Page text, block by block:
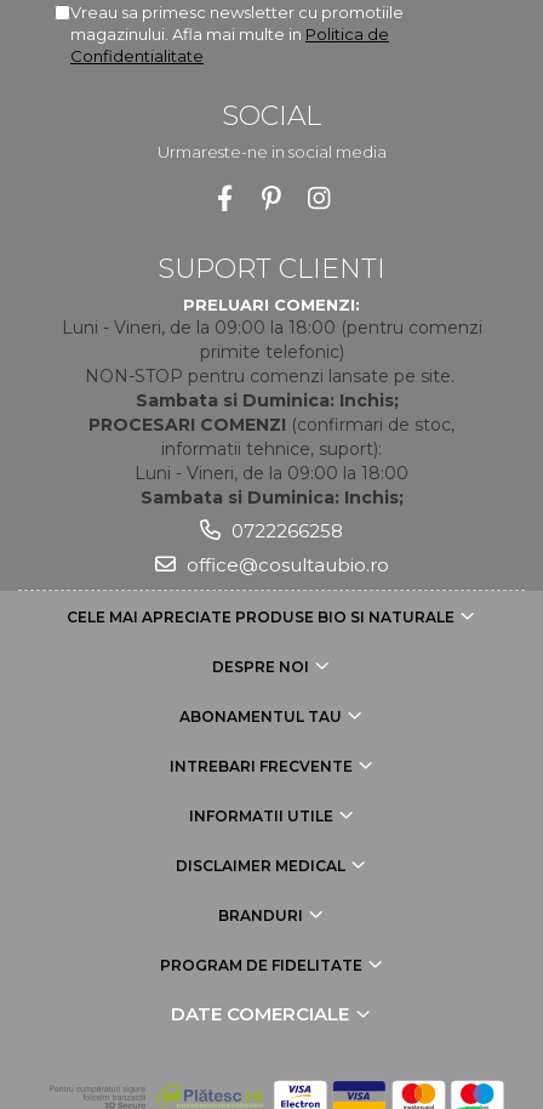
Vreau sa primesc newsletter cu promotiile
magazinului. Afla mai multe in Politica de
Confidentialitate
SOCIAL
Urmareste-ne in social media
SUPORT CLIENTI
PRELUARI COMENZI:
Luni - Vineri, de la 09:00 la 18:00 (pentru comenzi
primite telefonic)
NON-STOP pentru comenzi lansate pe site.
Sambata si Duminica: Inchis;
PROCESARI COMENZI (confirmari de stoc,
informatii tehnice, suport):
Luni - Vineri, de la 09:00 la 18:00
Sambata si Duminica: Inchis;
0722266258
office@cosultaubio.ro
CELE MAI APRECIATE PRODUSE BIO SI NATURALE
DESPRE NOI
ABONAMENTUL TAU
INTREBARI FRECVENTE
INFORMATII UTILE
DISCLAIMER MEDICAL
BRANDURI
PROGRAM DE FIDELITATE
DATE COMERCIALE